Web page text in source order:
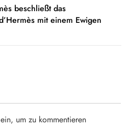
beschließt das
mit einem Ewigen
um zu kommentieren